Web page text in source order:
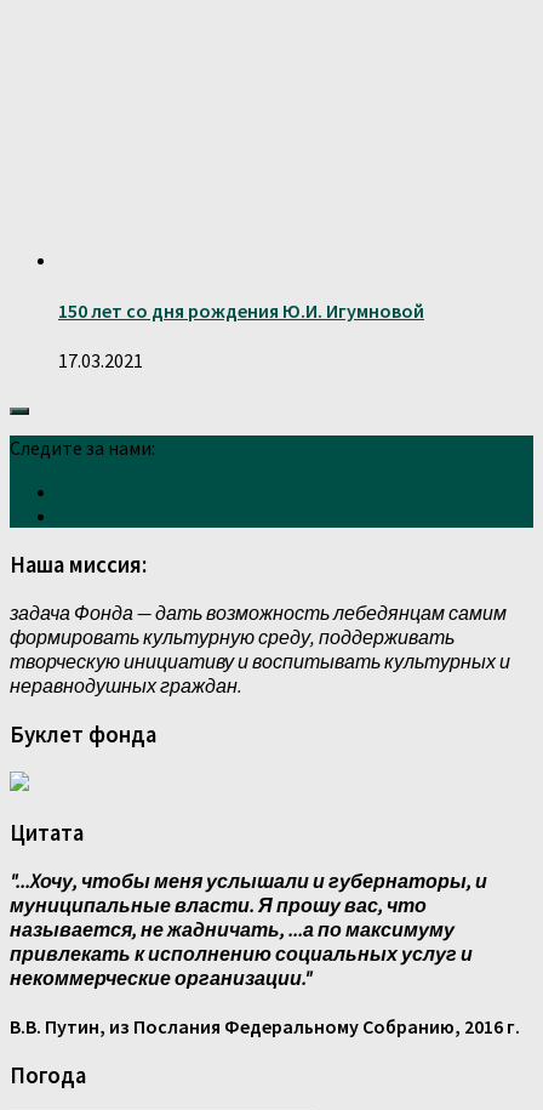
150 лет со дня рождения Ю.И. Игумновой
17.03.2021
Следите за нами:
Наша миссия:
задача Фонда — дать возможность лебедянцам самим
формировать культурную среду, поддерживать
творческую инициативу и воспитывать культурных и
неравнодушных граждан.
Буклет фонда
Цитата
"...Xочу, чтобы меня услышали и губернаторы, и
муниципальные власти. Я прошу вас, что
называется, не жадничать, ...а по максимуму
привлекать к исполнению социальных услуг и
некоммерческие организации."
В.В. Путин, из Послания Федеральному Собранию, 2016 г.
Погода